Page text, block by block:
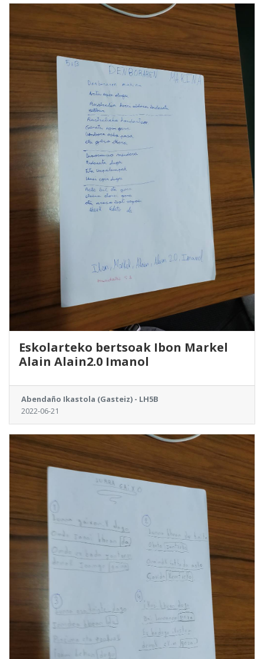
Eskolarteko bertsoak Ibon Markel
Alain Alain2.0 Imanol
Abendaño Ikastola (Gasteiz) - LH5B
2022-06-21